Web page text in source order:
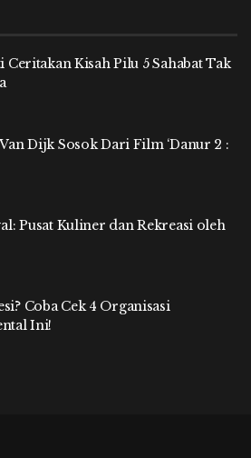
Ceritakan Kisah Pilu 5 Sahabat Tak
Dijk Sosok Dari Film ‘Danur 2 :
Pusat Kuliner dan Rekreasi oleh
Coba Cek 4 Organisasi
Ini!